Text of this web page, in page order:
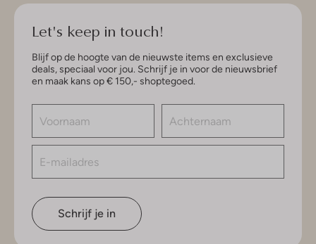
Let's keep in touch!
Blijf op de hoogte van de nieuwste items en exclusieve
deals, speciaal voor jou. Schrijf je in voor de nieuwsbrief
en maak kans op € 150,- shoptegoed.
Schrijf je in